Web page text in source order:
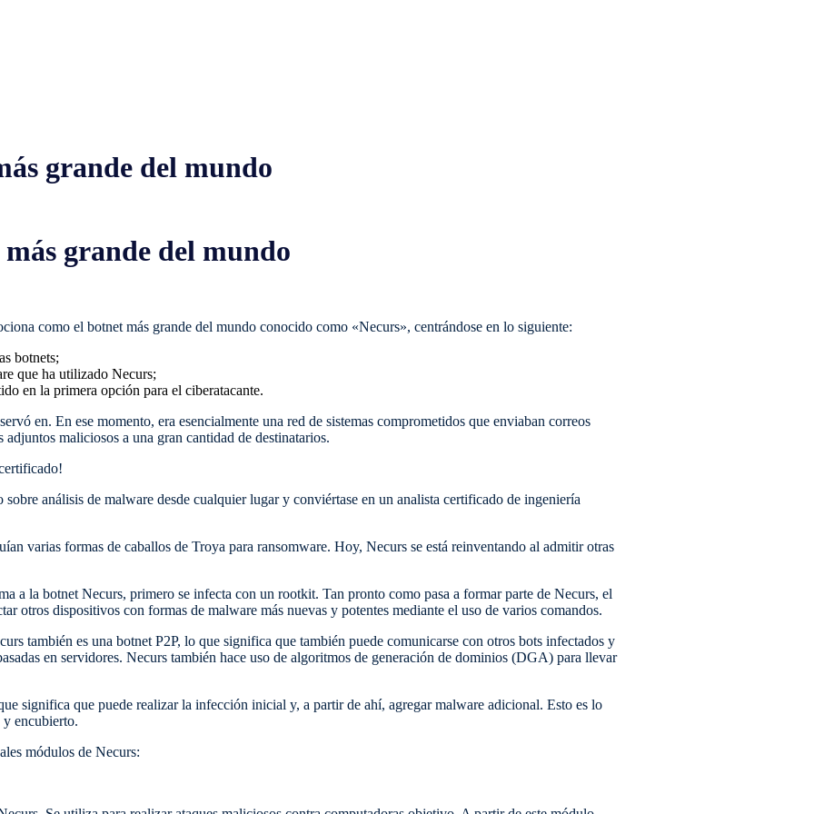
grande del mundo
grande del mundo
como el botnet más grande del mundo conocido como «Necurs», centrándose en lo siguiente:
botnets;
que ha utilizado Necurs;
en la primera opción para el ciberatacante.
en. En ese momento, era esencialmente una red de sistemas comprometidos que enviaban correos
maliciosos a una gran cantidad de destinatarios.
análisis de malware desde cualquier lugar y conviértase en un analista certificado de ingeniería
varias formas de caballos de Troya para ransomware. Hoy, Necurs se está reinventando al admitir otras
a la botnet Necurs, primero se infecta con un rootkit. Tan pronto como pasa a formar parte de Necurs, el
otros dispositivos con formas de malware más nuevas y potentes mediante el uso de varios comandos.
también es una botnet P2P, lo que significa que también puede comunicarse con otros bots infectados y
en servidores. Necurs también hace uso de algoritmos de generación de dominios (DGA) para llevar
significa que puede realizar la infección inicial y, a partir de ahí, agregar malware adicional. Esto es lo
y encubierto.
módulos de Necurs: